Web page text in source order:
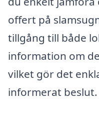
offert på
tillgång till både
information om
vilket gör det
informerat beslut.